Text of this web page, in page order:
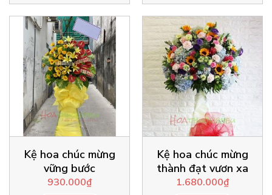
Kệ hoa chúc mừng
vững bước
930.000₫
Kệ hoa chúc mừng
thành đạt vươn xa
1.680.000₫